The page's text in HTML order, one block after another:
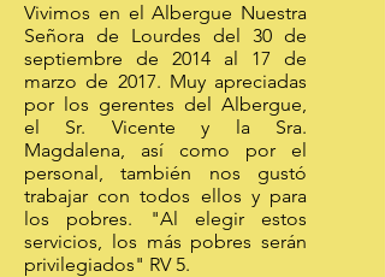
Vivimos en el Albergue Nuestra
Señora de Lourdes del 30 de
septiembre de 2014 al 17 de
marzo de 2017. Muy apreciadas
por los gerentes del Albergue,
el Sr. Vicente y la Sra.
Magdalena, así como por el
personal, también nos gustó
trabajar con todos ellos y para
los pobres. "Al elegir estos
servicios, los más pobres serán
privilegiados" RV 5.